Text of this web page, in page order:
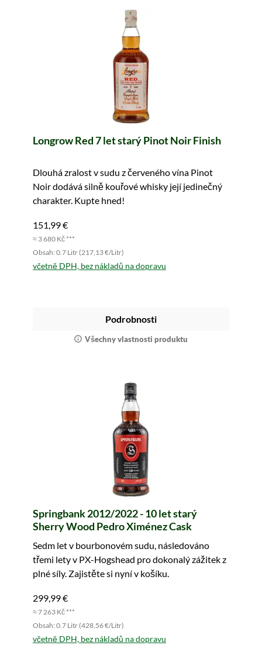
Longrow Red 7 let starý Pinot Noir Finish
Dlouhá zralost v sudu z červeného vína Pinot
Noir dodává silně kouřové whisky její jedinečný
charakter. Kupte hned!
151,99 €
≈ 3 680 Kč ***
Obsah: 0.7 Litr (217,13 €/Litr)
včetně DPH, bez nákladů na dopravu
Podrobnosti
Všechny vlastnosti produktu
Springbank 2012/2022 - 10 let starý
Sherry Wood Pedro Ximénez Cask
Sedm let v bourbonovém sudu, následováno
třemi lety v PX-Hogshead pro dokonalý zážitek z
plné síly. Zajistěte si nyní v košíku.
299,99 €
≈ 7 263 Kč ***
Obsah: 0.7 Litr (428,56 €/Litr)
včetně DPH, bez nákladů na dopravu